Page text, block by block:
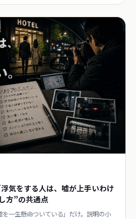
気をする人は、嘘が上手いわけ
方”の共通点
一生懸命ついている」だけ。説明の小